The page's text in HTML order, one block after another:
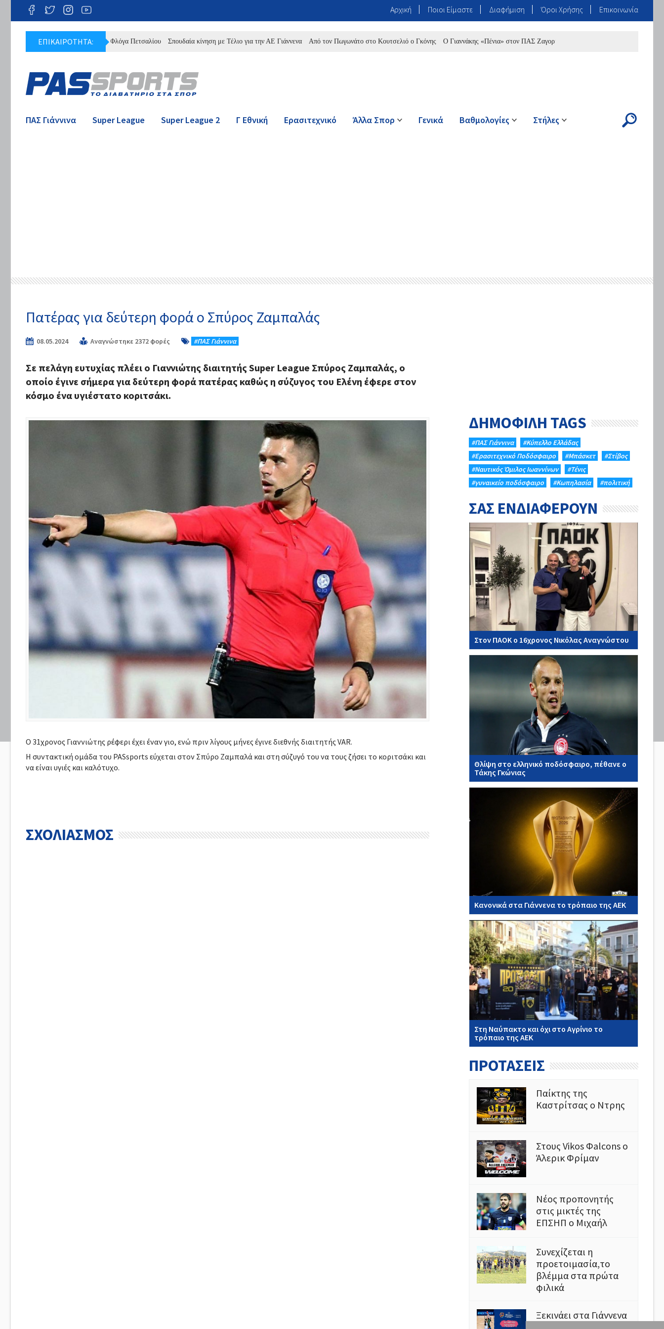
Αρχική Ποιοι Είμαστε Διαφήμιση Όροι Χρήσης Επικοινωνία
ΕΠΙΚΑΙΡΟΤΗΤΑ:
με Βαλάντη Ζήση για τη Φλόγα Πετσαλίου Σπουδαία κίνηση με Τέλιο για την ΑΕ Γιάννενα Από τον Πωγωνάτο στο Κουτσελιό ο Γκόνης Ο Γιαννάκης «Πένια» στον ΠΑΣ Ζαγορίου
ΠΑΣ Γιάννινα Super League Super League 2 Γ Εθνική Ερασιτεχνικό Άλλα Σπορ Γενικά Βαθμολογίες Στήλες
Πατέρας για δεύτερη φορά ο Σπύρος Ζαμπαλάς
08.05.2024 Αναγνώστηκε 2372 φορές #ΠΑΣ Γιάννινα
Σε πελάγη ευτυχίας πλέει ο Γιαννιώτης διαιτητής Super League Σπύρος Ζαμπαλάς, ο
οποίο έγινε σήμερα για δεύτερη φορά πατέρας καθώς η σύζυγος του Ελένη έφερε στον
κόσμο ένα υγιέστατο κοριτσάκι.
Ο 31χρονος Γιαννιώτης ρέφερι έχει έναν γιο, ενώ πριν λίγους μήνες έγινε διεθνής διαιτητής VAR.
Η συντακτική ομάδα του PASsports εύχεται στον Σπύρο Ζαμπαλά και στη σύζυγό του να τους ζήσει το κοριτσάκι και
να είναι υγιές και καλότυχο.
ΣΧΟΛΙΑΣΜΟΣ
ΔΗΜΟΦΙΛΗ TAGS
#ΠΑΣ Γιάννινα
#Κύπελλο Ελλάδας
#Eρασιτεχνικό Ποδόσφαιρο
#Μπάσκετ
#Στίβος
#Ναυτικός Όμιλος Ιωαννίνων
#Τένις
#γυναικείο ποδόσφαιρο
#Κωπηλασία #πολιτική
ΣΑΣ ΕΝΔΙΑΦΕΡΟΥΝ
Στον ΠΑΟΚ ο 16χρονος Νικόλας Αναγνώστου
Θλίψη στο ελληνικό ποδόσφαιρο, πέθανε ο
Τάκης Γκώνιας
Κανονικά στα Γιάννενα το τρόπαιο της ΑΕΚ
Στη Ναύπακτο και όχι στο Αγρίνιο το
τρόπαιο της ΑΕΚ
ΠΡΟΤΑΣΕΙΣ
Παίκτης της
Καστρίτσας ο Ντρης
Στους Vikos Φalcons ο
Άλερικ Φρίμαν
Νέος προπονητής
στις μικτές της
ΕΠΣΗΠ ο Μιχαήλ
Συνεχίζεται η
προετοιμασία,το
βλέμμα στα πρώτα
φιλικά
Ξεκινάει στα Γιάννενα